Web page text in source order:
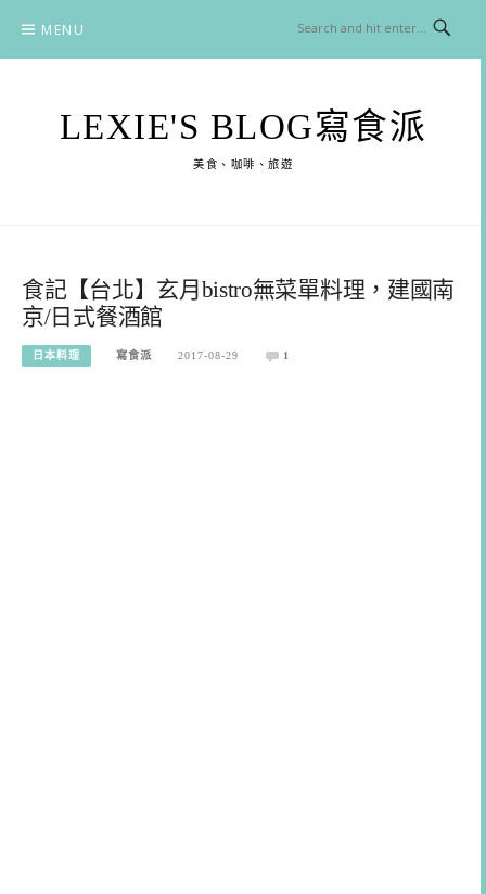
content
MENU
LEXIE'S BLOG寫食派
美食、咖啡、旅遊
食記【台北】玄月bistro無菜單料理，建國南
京/日式餐酒館
日本料理 寫食派 2017-08-29 1